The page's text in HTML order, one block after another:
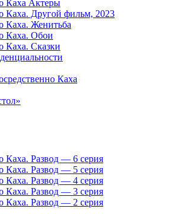
Каха Актеры
Каха. Другой фильм, 2023
Каха. Женитьба
Каха. Обои
Каха. Сказки
Каха
Каха. Развод — 6 серия
Каха. Развод — 5 серия
Каха. Развод — 4 серия
Каха. Развод — 3 серия
Каха. Развод — 2 серия